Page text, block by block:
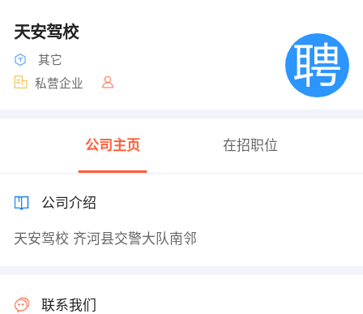
天安驾校
其它
私营企业
公司主页 在招职位
公司介绍
天安驾校 齐河县交警大队南邻
联系我们